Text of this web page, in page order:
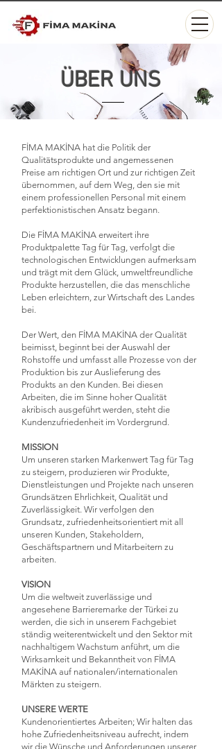
ÜBER UNS
FİMA MAKİNA hat die Politik der
Qualitätsprodukte und angemessenen
Preise am richtigen Ort und zur richtigen Zeit
übernommen, auf dem Weg, den sie mit
einem professionellen Personal mit einem
perfektionistischen Ansatz begann.
Die FİMA MAKİNA erweitert ihre
Produktpalette Tag für Tag, verfolgt die
technologischen Entwicklungen aufmerksam
und trägt mit dem Glück, umweltfreundliche
Produkte herzustellen, die das menschliche
Leben erleichtern, zur Wirtschaft des Landes
bei.
Der Wert, den FİMA MAKİNA der Qualität
beimisst, beginnt bei der Auswahl der
Rohstoffe und umfasst alle Prozesse von der
Produktion bis zur Auslieferung des
Produkts an den Kunden. Bei diesen
Arbeiten, die im Sinne hoher Qualität
akribisch ausgeführt werden, steht die
Kundenzufriedenheit im Vordergrund.
MISSION
Um unseren starken Markenwert Tag für Tag
zu steigern, produzieren wir Produkte,
Dienstleistungen und Projekte nach unseren
Grundsätzen Ehrlichkeit, Qualität und
Zuverlässigkeit. Wir verfolgen den
Grundsatz, zufriedenheitsorientiert mit all
unseren Kunden, Stakeholdern,
Geschäftspartnern und Mitarbeitern zu
arbeiten.
VISION
Um die weltweit zuverlässige und
angesehene Barrieremarke der Türkei zu
werden, die sich in unserem Fachgebiet
ständig weiterentwickelt und den Sektor mit
nachhaltigem Wachstum anführt, um die
Wirksamkeit und Bekanntheit von FİMA
MAKİNA auf nationalen/internationalen
Märkten zu steigern.
UNSERE WERTE
Kundenorientiertes Arbeiten; Wir halten das
hohe Zufriedenheitsniveau aufrecht, indem
wir die Wünsche und Anforderungen unserer